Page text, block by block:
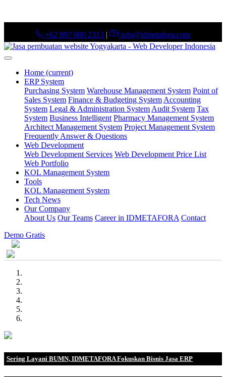
+62 897 880 2313 | info@idmetafora.com
Home (current)
ERP System
Purchasing System Warehouse Management System Point of
Sales System Finance & Budgeting System Accounting
System Legal & Administration System Audit System Tax
System Business Intelligent Pharmacy Management System
Architect Management System Project Management System
Frequently Answer & Questions
Web Development
Web Development Services Web Development Price List
Web Portfolio
KOL Management System
Tools
KOL Management System
Tech News
Our Company
About Us Our Teams Career in IDMETAFORA Contact
Demo Gratis
Sering Layani BUMN, IDMETAFORA Fokuskan Bisnis Jasa ERP